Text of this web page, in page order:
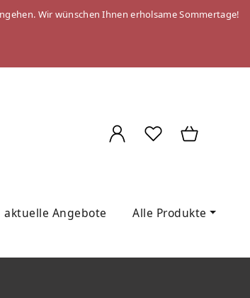
Wir wünschen Ihnen erholsame Sommertage!
aktuelle Angebote Alle Produkte